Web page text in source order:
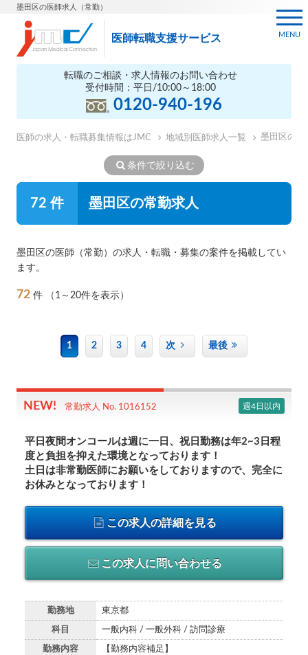
墨田区の医師求人（常勤）
医師転職支援サービス
転職のご相談・求人情報のお問い合わせ
受付時間：平日/10:00～18:00
0120-940-196
MENU
医師の求人・転職募集情報はJMC 地域別医師求人一覧 墨田区の医
条件で絞り込む
72 件 墨田区の常勤求人
墨田区の医師（常勤）の求人・転職・募集の案件を掲載してい
ます。
72 件 （1～20件を表示）
1 2 3 4 次 最後
常勤求人 No. 1016152 週4日以内
平日夜間オンコールは週に一日、祝日勤務は年2~3日程
度と負担を抑えた環境となっております！
土日は非常勤医師にお願いをしておりますので、完全に
お休みとなっております！
この求人の詳細を見る
この求人に問い合わせる
勤務地 東京都
科目 一般内科 / 一般外科 / 訪問診療
勤務内容
【勤務内容補足】